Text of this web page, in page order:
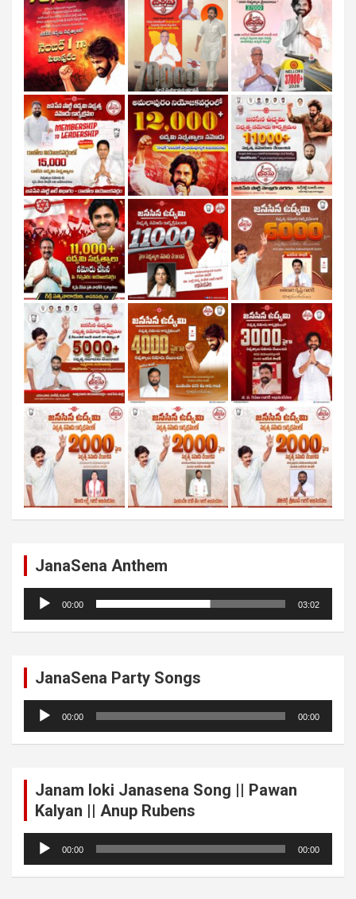
JanaSena Anthem
Audio
Player
00:00 03:02
JanaSena Party Songs
Audio
Player
00:00 00:00
Janam loki Janasena Song || Pawan
Kalyan || Anup Rubens
Audio
Player
00:00 00:00